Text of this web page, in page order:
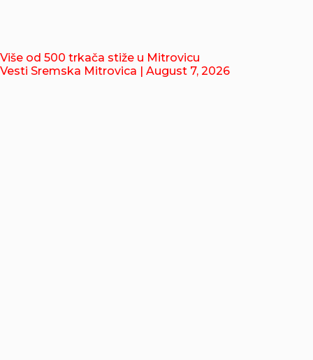
Više od 500 trkača stiže u Mitrovicu
Vesti Sremska Mitrovica | August 7, 2026